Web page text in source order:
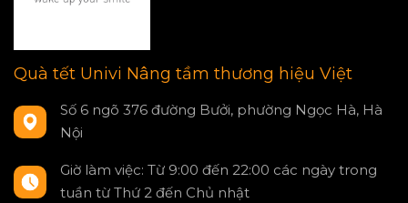
Quà tết Univi Nâng tầm thương hiệu Việt
Số 6 ngõ 376 đường Bưởi, phường Ngọc Hà, Hà
Nội
Giờ làm việc: Từ 9:00 đến 22:00 các ngày trong
tuần từ Thứ 2 đến Chủ nhật